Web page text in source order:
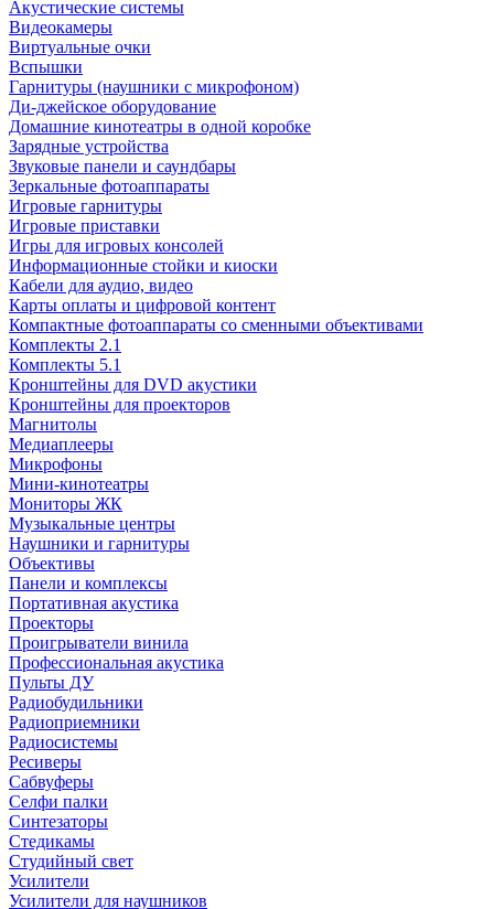
Акустические системы
Видеокамеры
Виртуальные очки
Вспышки
Гарнитуры (наушники с микрофоном)
Ди-джейское оборудование
Домашние кинотеатры в одной коробке
Зарядные устройства
Звуковые панели и саундбары
Зеркальные фотоаппараты
Игровые гарнитуры
Игровые приставки
Игры для игровых консолей
Информационные стойки и киоски
Кабели для аудио, видео
Карты оплаты и цифровой контент
Компактные фотоаппараты со сменными объективами
Комплекты 2.1
Комплекты 5.1
Кронштейны для DVD акустики
Кронштейны для проекторов
Магнитолы
Медиаплееры
Микрофоны
Мини-кинотеатры
Мониторы ЖК
Музыкальные центры
Наушники и гарнитуры
Объективы
Панели и комплексы
Портативная акустика
Проекторы
Проигрыватели винила
Профессиональная акустика
Пульты ДУ
Радиобудильники
Радиоприемники
Радиосистемы
Ресиверы
Сабвуферы
Селфи палки
Синтезаторы
Стедикамы
Студийный свет
Усилители
Усилители для наушников